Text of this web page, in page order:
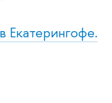
Екатерингофе.